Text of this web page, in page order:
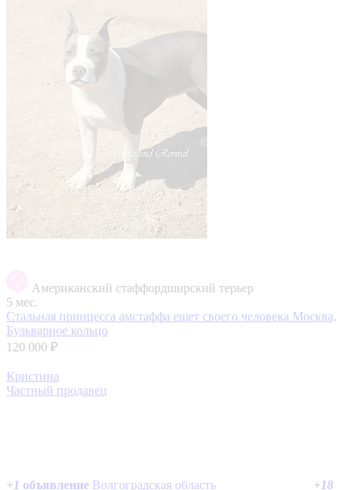
Американский стаффордширский терьер
5 мес.
Стальная принцесса амстаффа ещет своего человека Москва,
Бульварное кольцо
120 000 ₽
Кристина
Частный продавец
+1 объявление Волгоградская область +18